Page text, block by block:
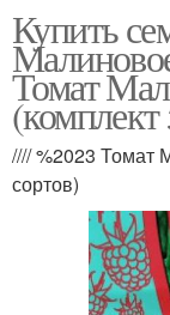
Купить
Томат
(комплект
//// %2023 Томат
сортов)